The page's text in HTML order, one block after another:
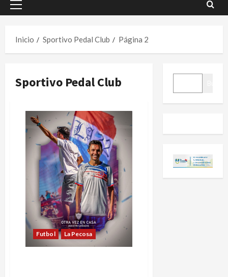
Menú
Inicio
Sportivo Pedal Club Página 2
Sportivo Pedal Club
Futbol La Pecosa